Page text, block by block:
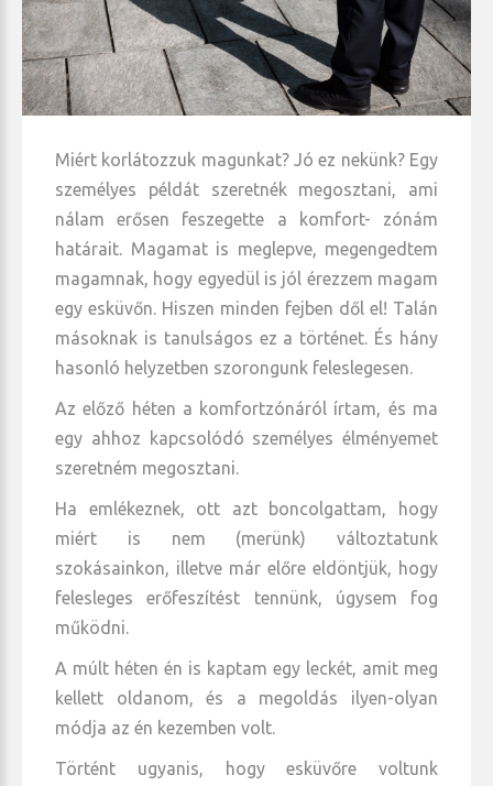
Miért korlátozzuk magunkat? Jó ez nekünk? Egy
személyes példát szeretnék megosztani, ami
nálam erősen feszegette a komfort- zónám
határait. Magamat is meglepve, megengedtem
magamnak, hogy egyedül is jól érezzem magam
egy esküvőn. Hiszen minden fejben dől el! Talán
másoknak is tanulságos ez a történet. És hány
hasonló helyzetben szorongunk feleslegesen.
Az előző héten a komfortzónáról írtam, és ma
egy ahhoz kapcsolódó személyes élményemet
szeretném megosztani.
Ha emlékeznek, ott azt boncolgattam, hogy
miért is nem (merünk) változtatunk
szokásainkon, illetve már előre eldöntjük, hogy
felesleges erőfeszítést tennünk, úgysem fog
működni.
A múlt héten én is kaptam egy leckét, amit meg
kellett oldanom, és a megoldás ilyen-olyan
módja az én kezemben volt.
Történt ugyanis, hogy esküvőre voltunk